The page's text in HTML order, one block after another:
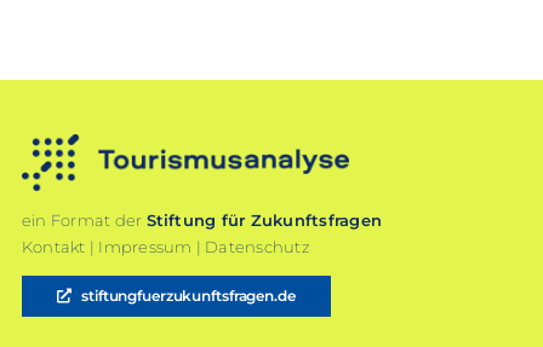
ein Format der Stiftung für Zukunftsfragen
Kontakt | Impressum | Datenschutz
stiftungfuerzukunftsfragen.de